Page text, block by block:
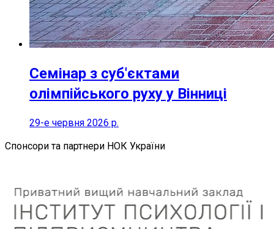
Семінар з суб'єктами
олімпійського руху у Вінниці
29-е червня 2026 р.
Спонсори та партнери НОК України